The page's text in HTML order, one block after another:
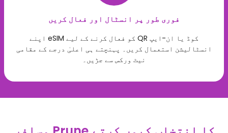
فوری طور پر انسٹال اور فعال کریں
اپنے eSIM کو فعال کرنے کے لیے QR کوڈ یا ان-ایپ
انسٹالیشن استعمال کریں۔ پہنچتے ہی اعلیٰ درجے کے مقامی
نیٹ ورکس سے جڑیں۔